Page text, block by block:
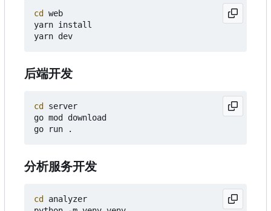
cd
web
yarn install
后端开发
cd
server
go mod download
分析服务开发
cd
analyzer